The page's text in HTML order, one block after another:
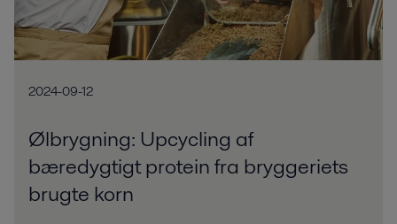
2024-09-12
Ølbrygning: Upcycling af
bæredygtigt protein fra bryggeriets
brugte korn